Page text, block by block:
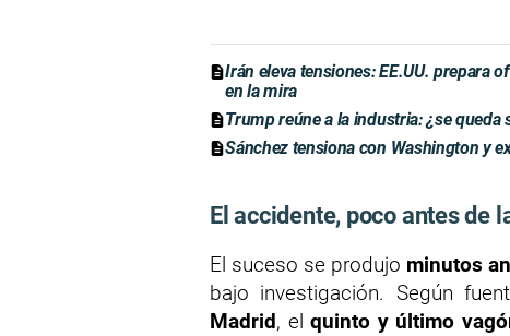
Irán eleva tensiones: EE.UU. prepara
en la mira
Trump reúne a la industria: ¿se
Sánchez tensiona con Washington y
El accidente, poco antes de
El suceso se produjo minutos
bajo investigación. Según
Madrid, elquinto y último